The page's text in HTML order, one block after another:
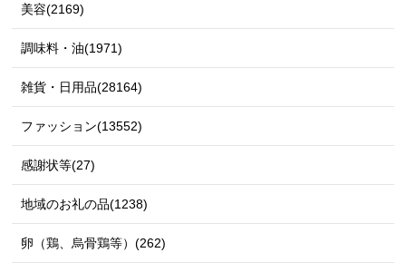
美容(2169)
調味料・油(1971)
雑貨・日用品(28164)
ファッション(13552)
感謝状等(27)
地域のお礼の品(1238)
卵（鶏、烏骨鶏等）(262)